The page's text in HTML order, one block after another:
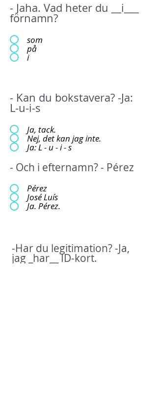
- Jaha. Vad heter du __i___
förnamn?
som
på
i
- Kan du bokstavera? -Ja:
L-u-i-s
Ja, tack.
Nej, det kan jag inte.
Ja: L - u - i - s
- Och i efternamn? - Pérez
Pérez
José Luís
Ja. Pérez.
-Har du legitimation? -Ja,
jag _har__ ID-kort.